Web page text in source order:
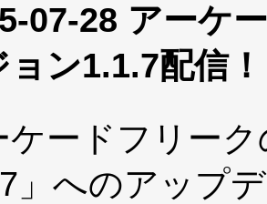
07-28 アーケ
ョン1.1.7配信！
ケードフリー
」へのアップ